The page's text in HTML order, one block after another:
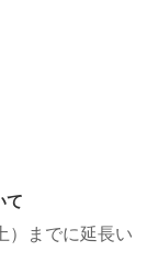
て
）までに延長い